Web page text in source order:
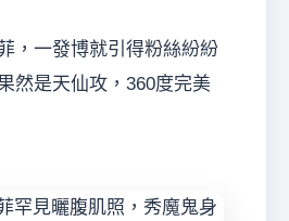
，一發博就引得粉絲紛紛
然是天仙攻，360度完美